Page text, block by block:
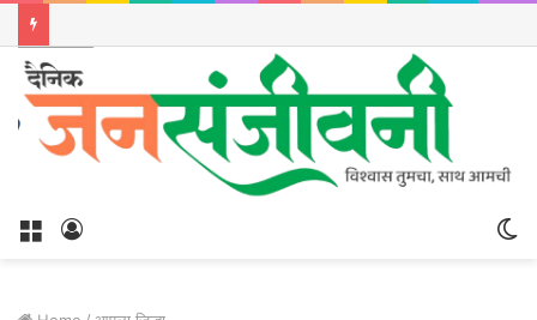
Menu